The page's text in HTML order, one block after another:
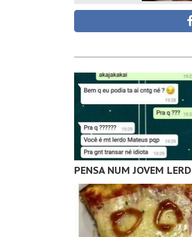
PENSA NUM JOVEM